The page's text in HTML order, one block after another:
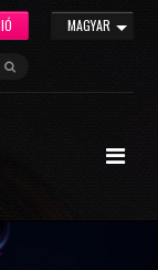
MAGYAR